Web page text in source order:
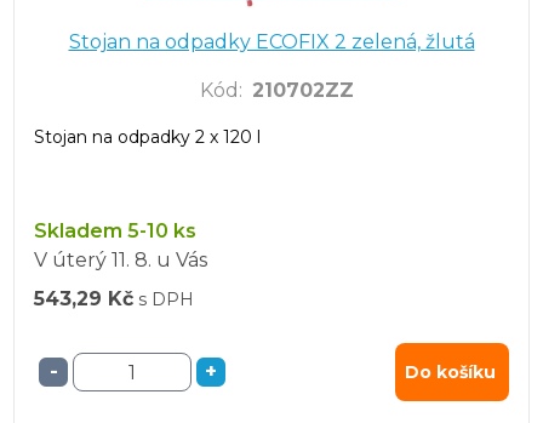
Stojan na odpadky ECOFIX 2 zelená, žlutá
Kód : 210702ZZ
Stojan na odpadky 2 x 120 l
Skladem 5-10 ks
V úterý 11. 8. u Vás
543,29 Kč s DPH
- + Do košíku